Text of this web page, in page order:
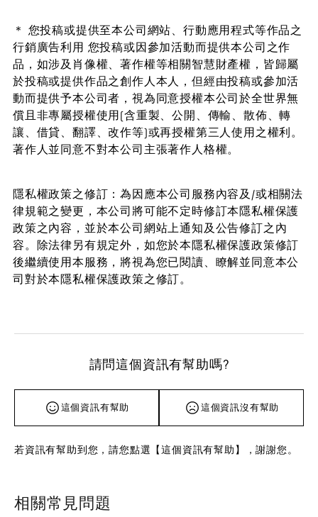
＊ 您投稿或提供至本公司網站、行動應用程式等作品之
行銷廣告利用 您投稿或因參加活動而提供本公司之作
品，如涉及肖像權、著作權等相關智慧財產權，皆歸屬
於投稿或提供作品之創作人本人，但經由投稿或參加活
動而提供予本公司者，視為同意授權本公司於全世界無
償且非專屬授權使用(含重製、公開、傳輸、散佈、轉
讓、借貸、翻譯、改作等)或再授權第三人使用之權利。
著作人並同意不對本公司主張著作人格權。
隱私權政策之修訂：為因應本公司服務內容及/或相關法
律規範之變更，本公司將可能不定時修訂本隱私權保護
政策之內容，並於本公司網站上通知及公告修訂之內
容。除法律另有規定外，如您於本隱私權保護政策修訂
後繼續使用本服務，將視為您已閱讀、瞭解並同意本公
司對於本隱私權保護政策之修訂。
請問這個資訊有幫助嗎?
這個資訊有幫助 這個資訊沒有幫助
若資訊有幫助到您，請您點選【這個資訊有幫助】，謝謝您。
相關常見問題